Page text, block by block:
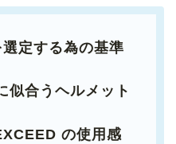
定する為の基準
似合うヘルメット
の使用感